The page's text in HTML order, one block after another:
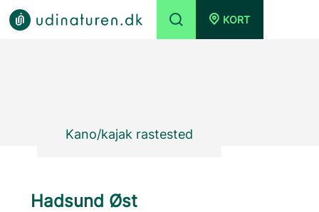
KORT
Kano/kajak rastested
Hadsund Øst